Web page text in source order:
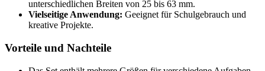
unterschiedlichen Breiten von 25 bis 63 mm.
Vielseitige Anwendung: Geeignet für Schulgebrauch und
kreative Projekte.
Vorteile und Nachteile